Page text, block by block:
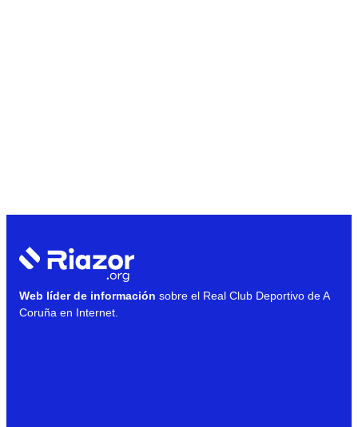
Web líder de información sobre el Real Club Deportivo de A
Coruña en Internet.